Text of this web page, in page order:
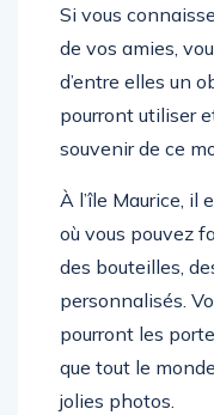
Si vous
de vos amies,
d’entre elles un
pourront utiliser
souvenir de ce
À l’île Maurice, il
où vous pouvez
des bouteilles,
personnalisés.
pourront les
que tout le
jolies photos.